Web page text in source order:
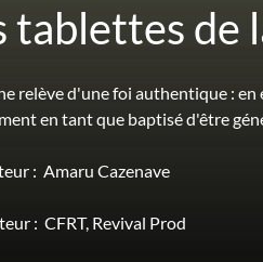
tablettes de
relève d'une foi authentique :
en tant que baptisé d'être
: Amaru Cazenave
: CFRT Revival Prod